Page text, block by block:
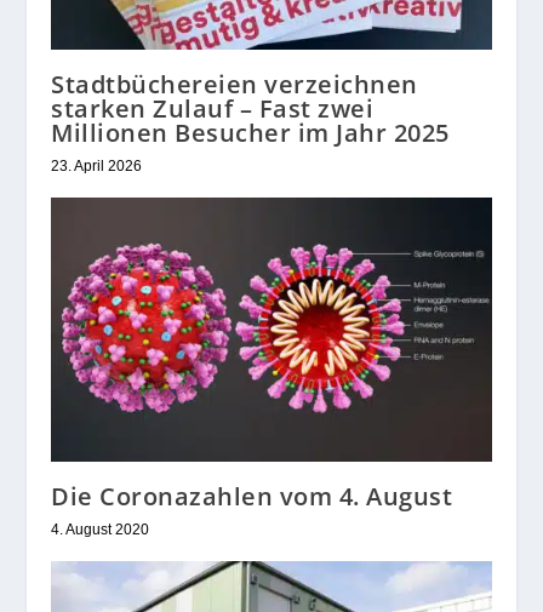
Stadtbüchereien verzeichnen
starken Zulauf – Fast zwei
Millionen Besucher im Jahr 2025
23. April 2026
Die Coronazahlen vom 4. August
4. August 2020